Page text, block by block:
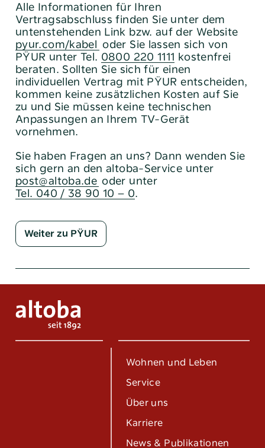
Alle Informationen für Ihren
Vertragsabschluss finden Sie unter dem
untenstehenden Link bzw. auf der Website
pyur.com/kabel oder Sie lassen sich von
PŸUR unter Tel. 0800 220 1111 kostenfrei
beraten. Sollten Sie sich für einen
individuellen Vertrag mit PŸUR entscheiden,
kommen keine zusätzlichen Kosten auf Sie
zu und Sie müssen keine technischen
Anpassungen an Ihrem TV-Gerät
vornehmen.
Sie haben Fragen an uns? Dann wenden Sie
sich gern an den altoba-Service unter
post@altoba.de oder unter
Tel. 040 / 38 90 10 – 0.
Weiter zu PŸUR
Wohnen und Leben
Service
Über uns
Karriere
News & Publikationen